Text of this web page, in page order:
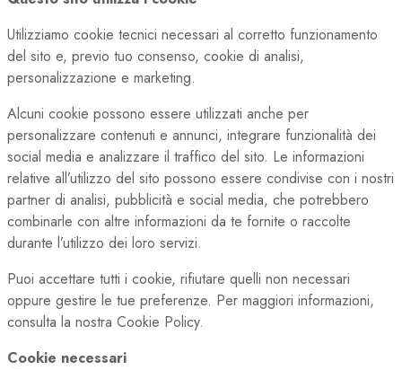
Utilizziamo cookie tecnici necessari al corretto funzionamento
del sito e, previo tuo consenso, cookie di analisi,
personalizzazione e marketing.
Alcuni cookie possono essere utilizzati anche per
personalizzare contenuti e annunci, integrare funzionalità dei
social media e analizzare il traffico del sito. Le informazioni
relative all’utilizzo del sito possono essere condivise con i nostri
partner di analisi, pubblicità e social media, che potrebbero
combinarle con altre informazioni da te fornite o raccolte
durante l’utilizzo dei loro servizi.
Puoi accettare tutti i cookie, rifiutare quelli non necessari
oppure gestire le tue preferenze. Per maggiori informazioni,
consulta la nostra Cookie Policy.
Cookie necessari